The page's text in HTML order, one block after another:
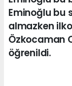
Eminoğlu bu
almazken
Özkocaman
öğrenildi.